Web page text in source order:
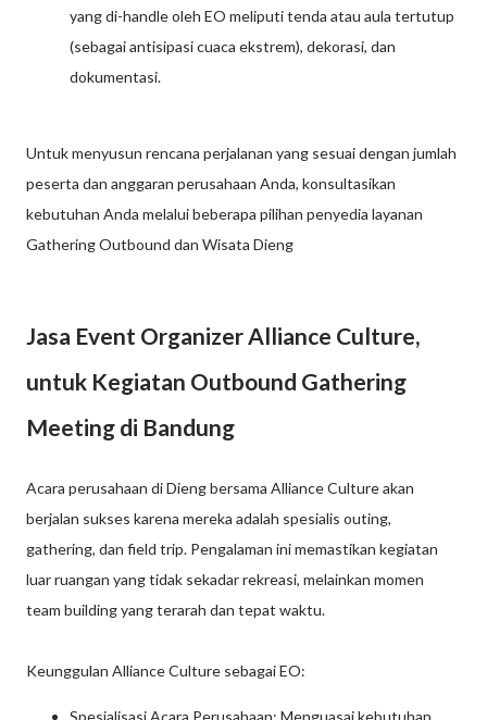
yang di-handle oleh EO meliputi tenda atau aula tertutup
(sebagai antisipasi cuaca ekstrem), dekorasi, dan
dokumentasi.
Untuk menyusun rencana perjalanan yang sesuai dengan jumlah
peserta dan anggaran perusahaan Anda, konsultasikan
kebutuhan Anda melalui beberapa pilihan penyedia layanan
Gathering Outbound dan Wisata Dieng
Jasa Event Organizer Alliance Culture,
untuk Kegiatan Outbound Gathering
Meeting di Bandung
Acara perusahaan di Dieng bersama Alliance Culture akan
berjalan sukses karena mereka adalah spesialis outing,
gathering, dan field trip. Pengalaman ini memastikan kegiatan
luar ruangan yang tidak sekadar rekreasi, melainkan momen
team building yang terarah dan tepat waktu.
Keunggulan Alliance Culture sebagai EO: